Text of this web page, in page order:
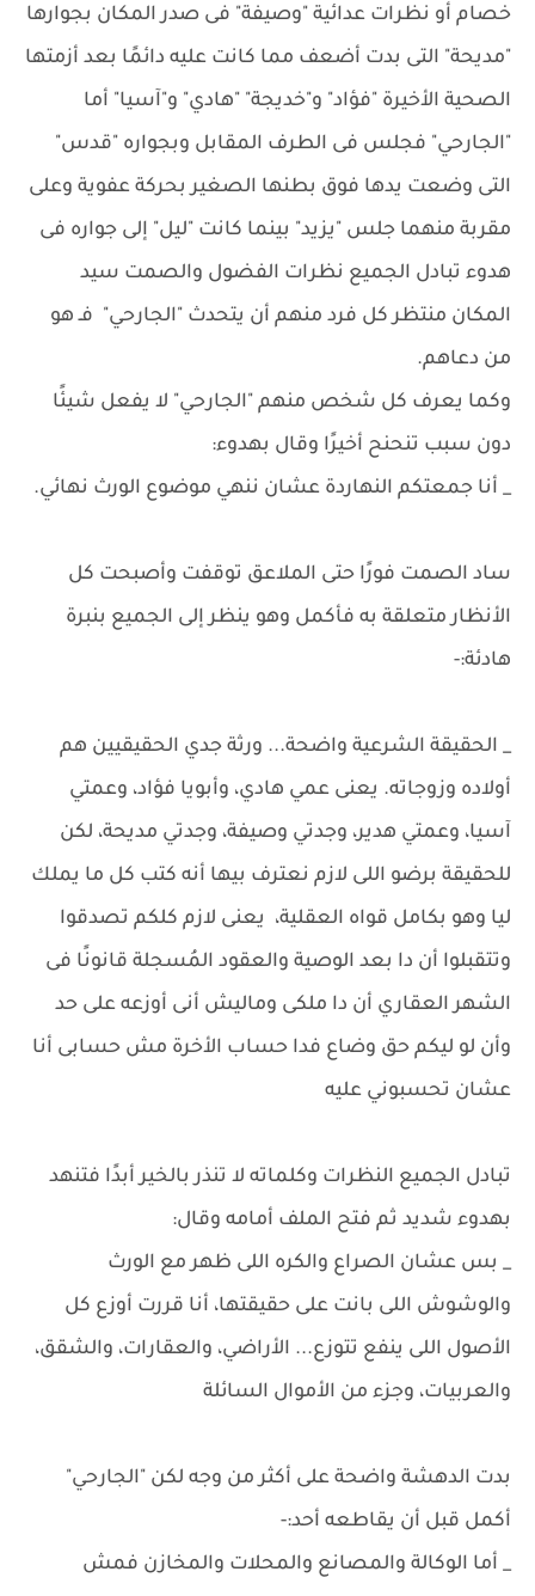
خصام أو نظرات عدائية "وصيفة" فى صدر المكان بجوارها
"مديحة" التى بدت أضعف مما كانت عليه دائمًا بعد أزمتها
الصحية الأخيرة "فؤاد" و"خديجة" "هادي" و"آسيا" أما
"الجارحي" فجلس فى الطرف المقابل وبجواره "قدس"
التى وضعت يدها فوق بطنها الصغير بحركة عفوية وعلى
مقربة منهما جلس "يزيد" بينما كانت "ليل" إلى جواره فى
هدوء تبادل الجميع نظرات الفضول والصمت سيد
المكان منتظر كل فرد منهم أن يتحدث "الجارحي" فـ هو
من دعاهم.
وكما يعرف كل شخص منهم "الجارحي" لا يفعل شيئًا
دون سبب تنحنح أخيرًا وقال بهدوء:
_ أنا جمعتكم النهاردة عشان ننهي موضوع الورث نهائي.
ساد الصمت فورًا حتى الملاعق توقفت وأصبحت كل
الأنظار متعلقة به فأكمل وهو ينظر إلى الجميع بنبرة
هادئة:-
_ الحقيقة الشرعية واضحة... ورثة جدي الحقيقيين هم
أولاده وزوجاته. يعنى عمي هادي، وأبويا فؤاد، وعمتي
آسيا، وعمتي هدير، وجدتي وصيفة، وجدتي مديحة، لكن
للحقيقة برضو اللى لازم نعترف بيها أنه كتب كل ما يملك
ليا وهو بكامل قواه العقلية، يعنى لازم كلكم تصدقوا
وتتقبلوا أن دا بعد الوصية والعقود المُسجلة قانونًا فى
الشهر العقاري أن دا ملكى وماليش أنى أوزعه على حد
وأن لو ليكم حق وضاع فدا حساب الأخرة مش حسابى أنا
عشان تحسبوني عليه
تبادل الجميع النظرات وكلماته لا تنذر بالخير أبدًا فتنهد
بهدوء شديد ثم فتح الملف أمامه وقال:
_ بس عشان الصراع والكره اللى ظهر مع الورث
والوشوش اللى بانت على حقيقتها، أنا قررت أوزع كل
الأصول اللى ينفع تتوزع... الأراضي، والعقارات، والشقق،
والعربيات، وجزء من الأموال السائلة
بدت الدهشة واضحة على أكثر من وجه لكن "الجارحي"
أكمل قبل أن يقاطعه أحد:-
_ أما الوكالة والمصانع والمحلات والمخازن فمش